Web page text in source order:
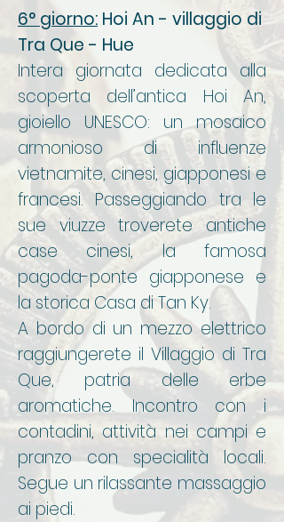
6° giorno: Hoi An - villaggio di
Tra Que - Hue
Intera giornata dedicata alla
scoperta dell’antica Hoi An,
gioiello UNESCO: un mosaico
armonioso di influenze
vietnamite, cinesi, giapponesi e
francesi. Passeggiando tra le
sue viuzze troverete antiche
case cinesi, la famosa
pagoda-ponte giapponese e
la storica Casa di Tan Ky.
A bordo di un mezzo elettrico
raggiungerete il Villaggio di Tra
Que, patria delle erbe
aromatiche. Incontro con i
contadini, attività nei campi e
pranzo con specialità locali.
Segue un rilassante massaggio
ai piedi.